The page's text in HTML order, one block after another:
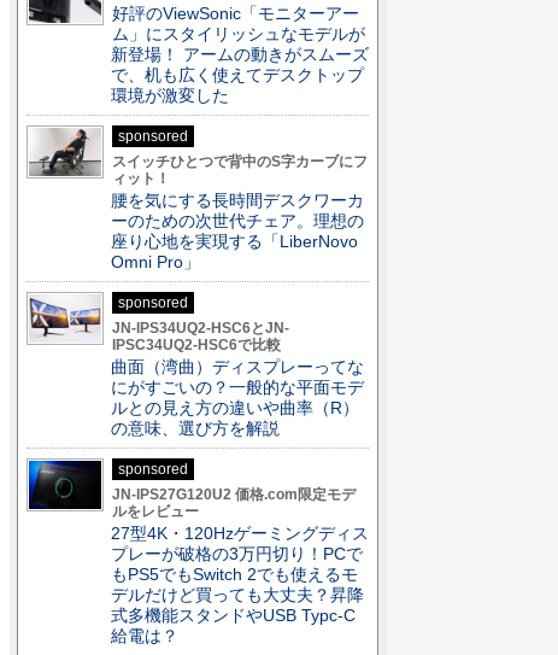
好評のViewSonic「モニターアー
ム」にスタイリッシュなモデルが
新登場！ アームの動きがスムーズ
で、机も広く使えてデスクトップ
環境が激変した
sponsored
スイッチひとつで背中のS字カーブにフ
ィット！
腰を気にする長時間デスクワーカ
ーのための次世代チェア。理想の
座り心地を実現する「LiberNovo
Omni Pro」
sponsored
JN-IPS34UQ2-HSC6とJN-
IPSC34UQ2-HSC6で比較
曲面（湾曲）ディスプレーってな
にがすごいの？一般的な平面モデ
ルとの見え方の違いや曲率（R）
の意味、選び方を解説
sponsored
JN-IPS27G120U2 価格.com限定モデ
ルをレビュー
27型4K・120Hzゲーミングディス
プレーが破格の3万円切り！PCで
もPS5でもSwitch 2でも使えるモ
デルだけど買っても大丈夫？昇降
式多機能スタンドやUSB Typc-C
給電は？